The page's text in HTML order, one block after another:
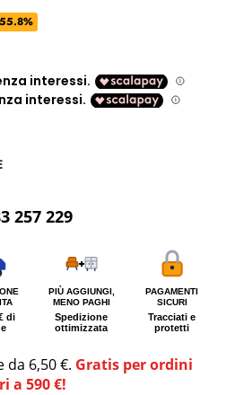
257 229
di
PIÙ AGGIUNGI,
MENO PAGHI
Spedizione
ottimizzata
PAGAMENTI
SICURI
Tracciati e
protetti
da 6,50 €. Gratis per ordini
a 590 €!